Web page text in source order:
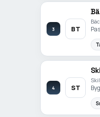
3 BT
4 ST